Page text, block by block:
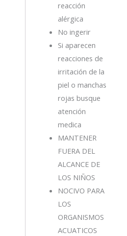
reacción
alérgica
No ingerir
Si aparecen
reacciones de
irritación de la
piel o manchas
rojas busque
atención
medica
MANTENER
FUERA DEL
ALCANCE DE
LOS NIÑOS
NOCIVO PARA
LOS
ORGANISMOS
ACUATICOS